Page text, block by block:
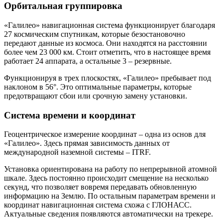
Орбитальная группировка
«Галилео» навигационная система функционирует благодаря
27 космическим спутникам, которые безостановочно
передают данные из космоса. Они находятся на расстоянии
более чем 23 000 км. Стоит отметить, что в настоящее время
работает 24 аппарата, а остальные 3 – резервные.
Функционируя в трех плоскостях, «Галилео» пребывает под
наклоном в 56°. Это оптимальные параметры, которые
предотвращают сбои или срочную замену установки.
Система времени и координат
Геоцентрическое измерение координат – одна из основ для
«Галилео». Здесь прямая зависимость данных от
международной наземной системы – ITRF.
Установка ориентирована на работу по непрерывной атомной
шкале. Здесь постоянно происходит смещение на несколько
секунд, что позволяет вовремя передавать обновленную
информацию на Землю. По остальным параметрам времени и
координат навигационная система схожа с ГЛОНАСС.
Актуальные сведения появляются автоматически на трекере.